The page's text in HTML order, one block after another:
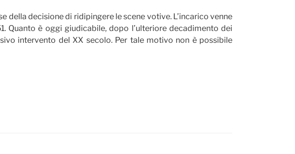
decisione di ridipingere le scene votive. L’incarico venne
Quanto è oggi giudicabile, dopo l’ulteriore decadimento dei
intervento del XX secolo. Per tale motivo non è possibile